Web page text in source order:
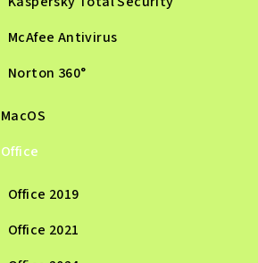
McAfee Antivirus
Norton 360°
MacOS
Office
Office 2019
Office 2021